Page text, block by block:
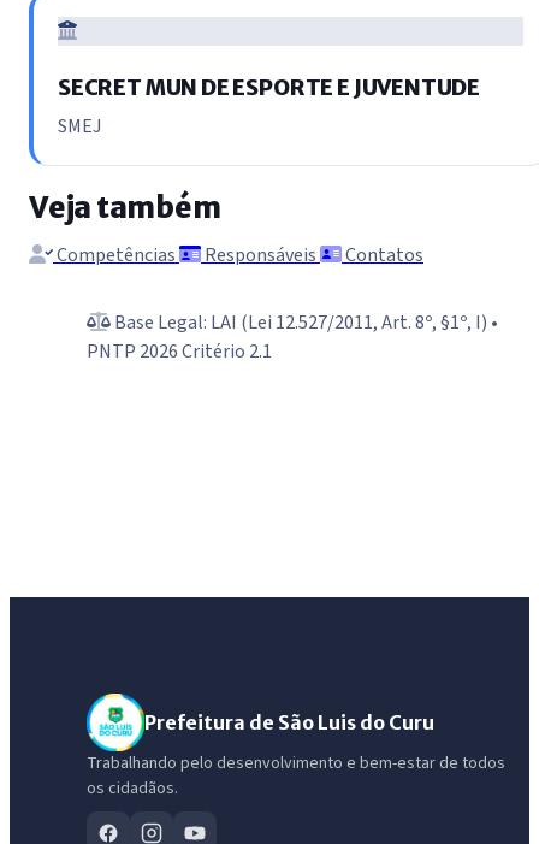
SECRET MUN DE ESPORTE E JUVENTUDE
SMEJ
Veja também
Competências Responsáveis Contatos
Base Legal: LAI (Lei 12.527/2011, Art. 8º, §1º, I) •
PNTP 2026 Critério 2.1
Prefeitura de São Luis do Curu
Trabalhando pelo desenvolvimento e bem-estar de todos
os cidadãos.